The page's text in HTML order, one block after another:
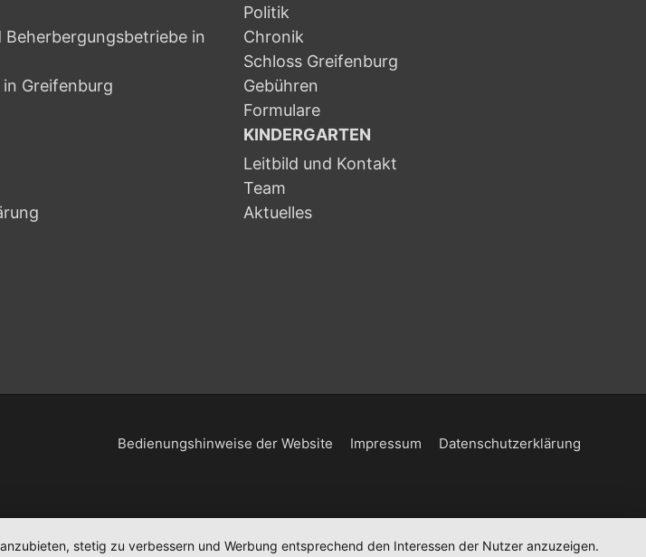
in
Greifenburg
Politik
Chronik
Schloss Greifenburg
Gebühren
Formulare
KINDERGARTEN
Leitbild und Kontakt
Team
Aktuelles
Bedienungshinweise der Website Impressum Datenschutzerklärung
stetig zu verbessern und Werbung entsprechend den Interessen der Nutzer anzuzeigen.